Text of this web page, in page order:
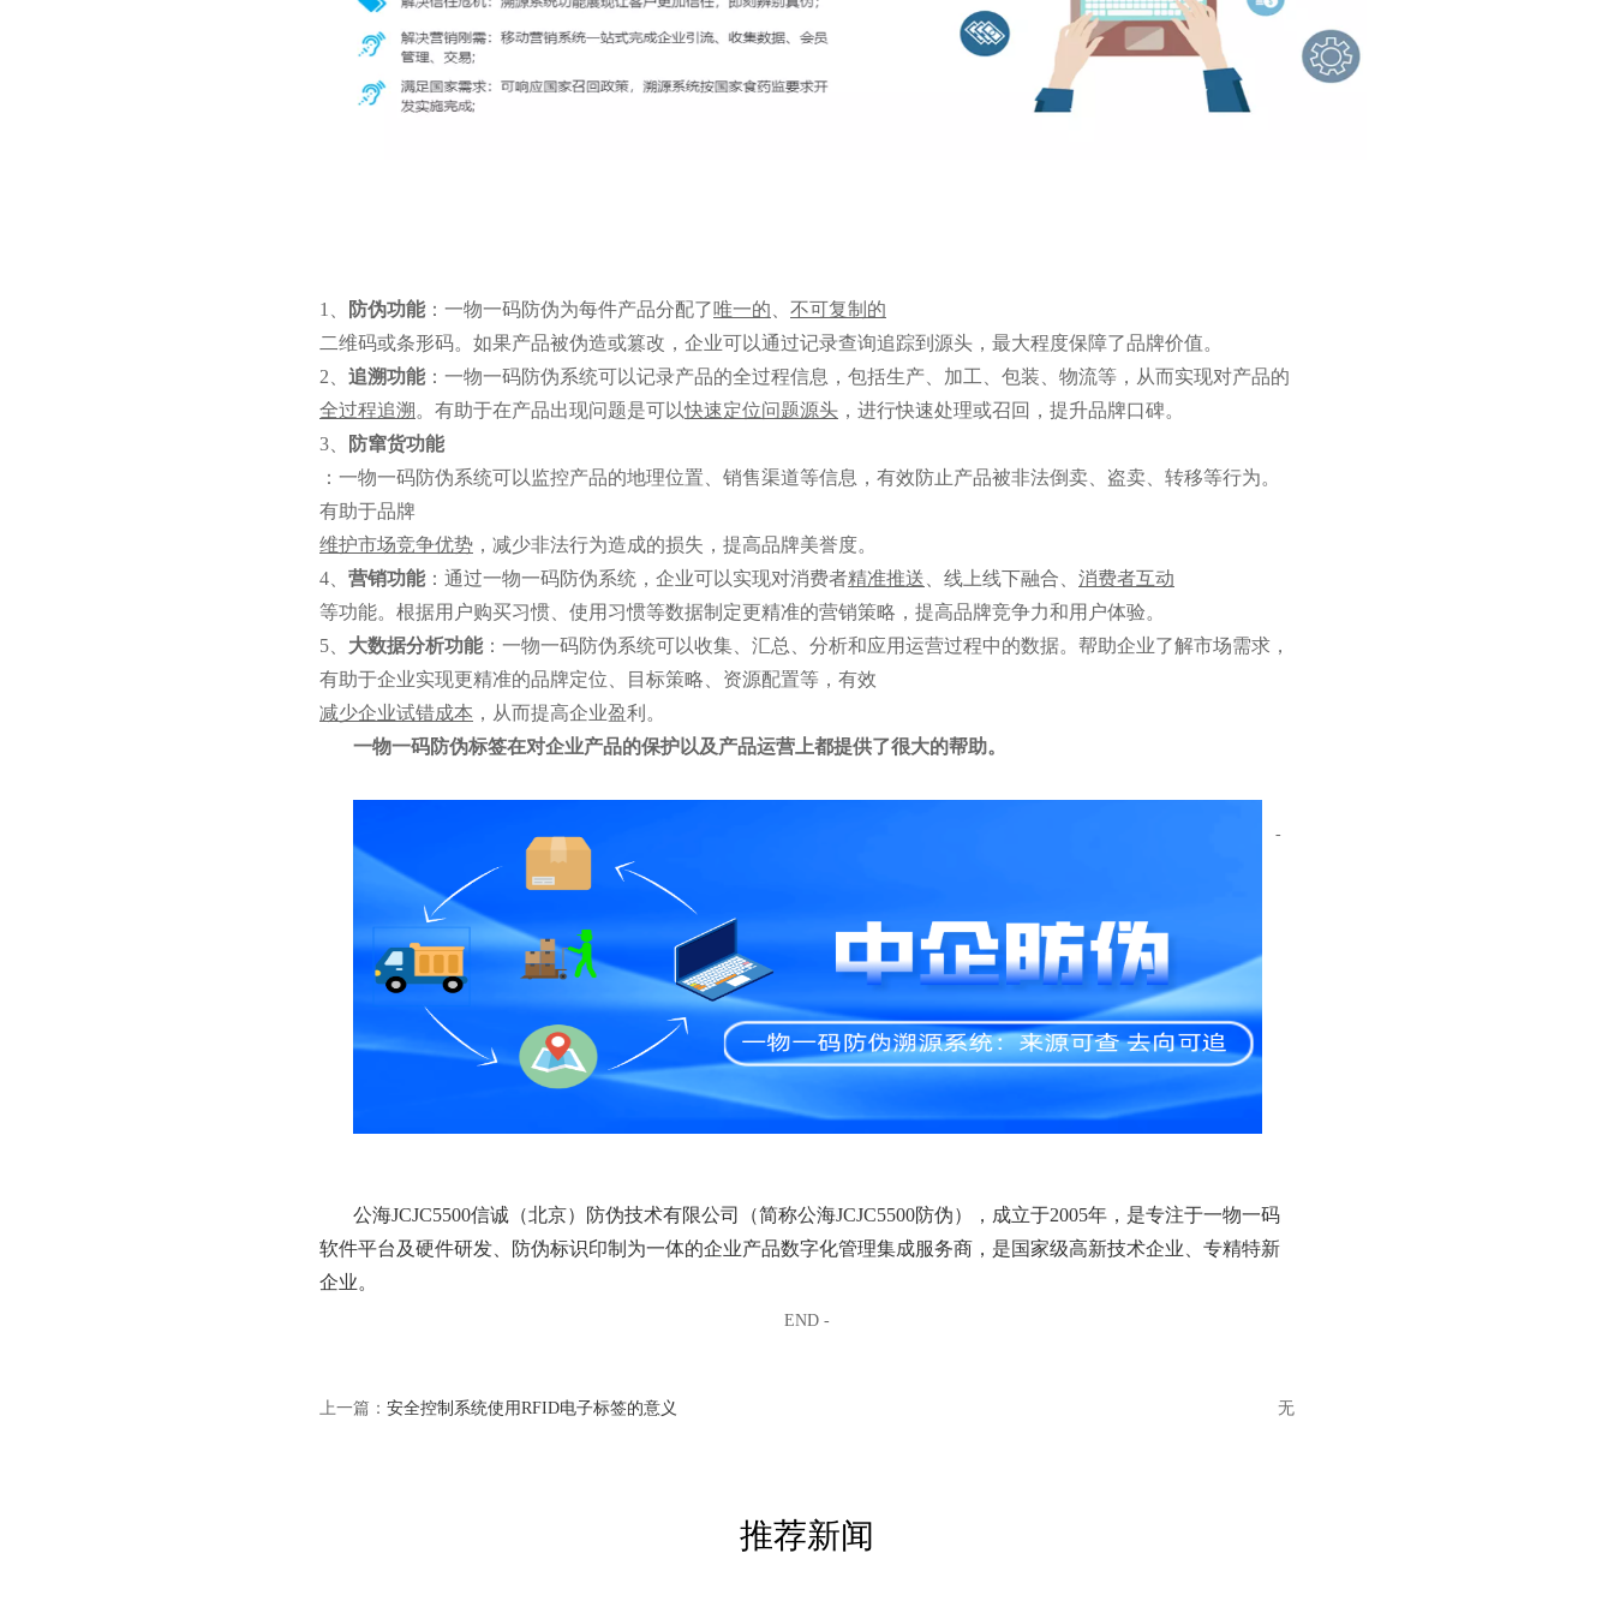
1、 防伪功能：一物一码防伪为每件产品分配了唯一的
不可复制的
二维码或条形码。如果产品被伪造或篡改，企业可以通过记录查询追踪到源头，最大程度保障了品牌价值。
2、 追溯功能：一物一码防伪系统可以记录产品的全过程信息，包括生产、加工、包装、物流等，从而实现对产品的
全过程追溯 。有助于在产品出现问题是可以快速定位问题源头 ，进行快速处理或召回，提升品牌口碑。
3、
防窜货功能
：一物一码防伪系统可以监控产品的地理位置、销售渠道等信息，有效防止产品被非法倒卖、盗卖、转移等行为。
有助于品牌
维护市场竞争优势 ，减少非法行为造成的损失，提高品牌美誉度。
4、 营销功能：通过一物一码防伪系统，企业可以实现对消费者精准推送 、线上线下融合、 消费者互动
等功能。根据用户购买习惯、使用习惯等数据制定更精准的营销策略，提高品牌竞争力和用户体验。
5、 大数据分析功能：一物一码防伪系统可以收集、汇总、分析和应用运营过程中的数据。帮助企业了解市场需求，
有助于企业实现更精准的品牌定位、目标策略、资源配置等，有效
减少企业试错成本 ，从而提高企业盈利。
一物一码防伪标签在对企业产品的保护以及产品运营上都提供了很大的帮助。
公海JCJC5500信诚（北京）防伪技术有限公司（简称公海JCJC5500防伪），成立于2005年，是专注于一物一码
软件平台及硬件研发、防伪标识印制为一体的企业产品数字化管理集成服务商，是国家级高新技术企业、专精特新
企业。
-
END -
上一篇： 安全控制系统使用RFID电子标签的意义 无
推荐新闻